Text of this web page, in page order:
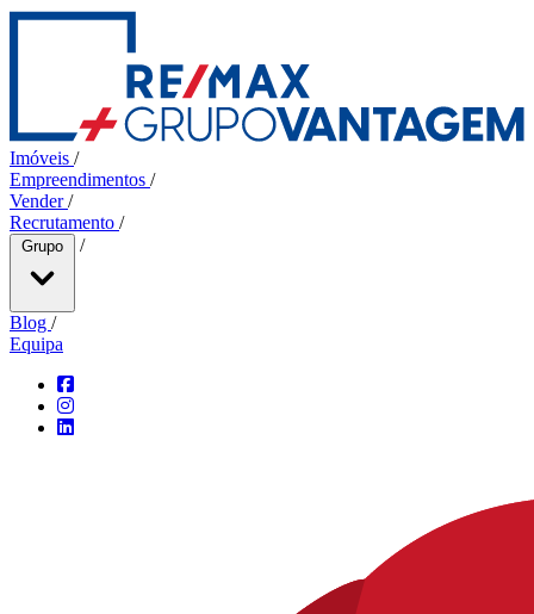
Imóveis /
Empreendimentos /
Vender/
Recrutamento /
Grupo /
Blog /
Equipa